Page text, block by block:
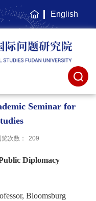
主
页
English
Seminar for
次数： 209
Diplomacy
Bloomsburg